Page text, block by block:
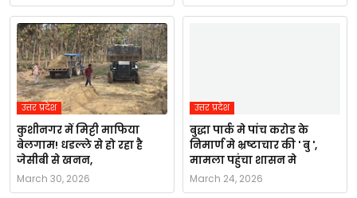
उत्तर प्रदेश
कुशीनगर में मिट्टी माफिया
बेलगाम! धडल्ले से हो रहा है
जेसीबी से खनन,
March 30, 2026
उत्तर प्रदेश
बुद्धा पार्क मे पांच करोड के
निमार्ण मे भ्रष्टाचार की ' बु ',
मामला पहुंचा शासन मे
March 24, 2026